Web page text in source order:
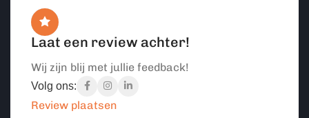
Laat een review achter!
Wij zijn blij met jullie feedback!
Volg ons:
Review plaatsen